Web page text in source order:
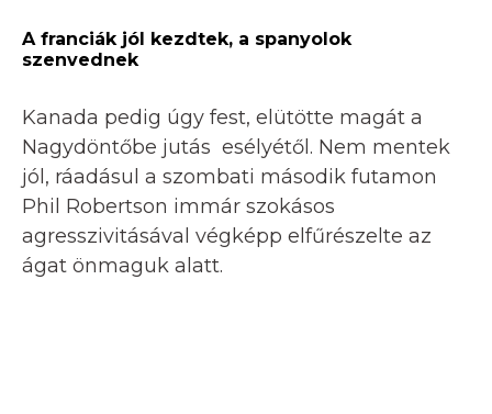
A franciák jól kezdtek, a spanyolok
szenvednek
Kanada pedig úgy fest, elütötte magát a
Nagydöntőbe jutás esélyétől. Nem mentek
jól, ráadásul a szombati második futamon
Phil Robertson immár szokásos
agresszivitásával végképp elfűrészelte az
ágat önmaguk alatt.